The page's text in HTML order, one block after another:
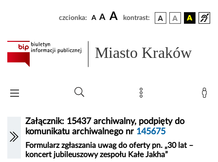
czcionka: A A A kontrast:
Miasto Kraków
Załącznik: 15437 archiwalny, podpięty do
komunikatu archiwalnego nr 145675
Formularz zgłaszania uwag do oferty pn. „30 lat –
koncert jubileuszowy zespołu Kałe Jakha”